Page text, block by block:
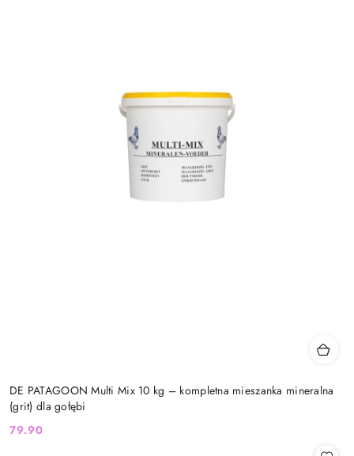
DE PATAGOON Multi Mix 10 kg – kompletna mieszanka mineralna
(grit) dla gołębi
Cena:
79.90